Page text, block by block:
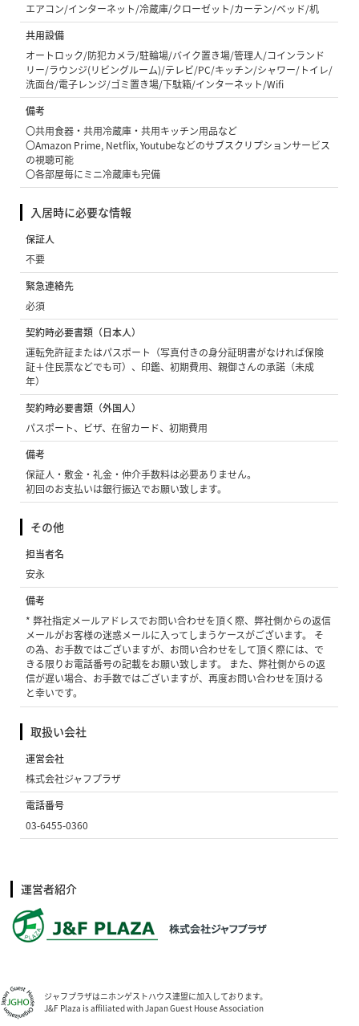
エアコン/インターネット/冷蔵庫/クローゼット/カーテン/ベッド/机
共用設備
オートロック/防犯カメラ/駐輪場/バイク置き場/管理人/コインランド
リー/ラウンジ(リビングルーム)/テレビ/PC/キッチン/シャワー/トイレ/
洗面台/電子レンジ/ゴミ置き場/下駄箱/インターネット/Wifi
備考
〇共用食器・共用冷蔵庫・共用キッチン用品など
〇Amazon Prime, Netflix, Youtubeなどのサブスクリプションサービス
の視聴可能
〇各部屋毎にミニ冷蔵庫も完備
入居時に必要な情報
保証人
不要
緊急連絡先
必須
契約時必要書類（日本人）
運転免許証またはパスポート（写真付きの身分証明書がなければ保険
証＋住民票などでも可）、印鑑、初期費用、親御さんの承諾（未成
年）
契約時必要書類（外国人）
パスポート、ビザ、在留カード、初期費用
備考
保証人・敷金・礼金・仲介手数料は必要ありません。
初回のお支払いは銀行振込でお願い致します。
その他
担当者名
安永
備考
* 弊社指定メールアドレスでお問い合わせを頂く際、弊社側からの返信
メールがお客様の迷惑メールに入ってしまうケースがございます。 そ
の為、お手数ではございますが、お問い合わせをして頂く際には、で
きる限りお電話番号の記載をお願い致します。 また、弊社側からの返
信が遅い場合、お手数ではございますが、再度お問い合わせを頂ける
と幸いです。
取扱い会社
運営会社
株式会社ジャフプラザ
電話番号
03-6455-0360
運営者紹介
ジャフプラザはニホンゲストハウス連盟に加入しております。
J&F Plaza is affiliated with Japan Guest House Association